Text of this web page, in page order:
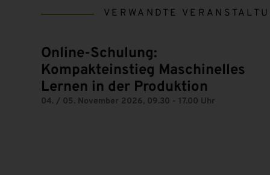
VERWANDTE
Online-Schulung:
Kompakteinstieg Maschinelles
Lernen in der Produktion
04. / 05. November 2026, 09.30 - 17.00 Uhr